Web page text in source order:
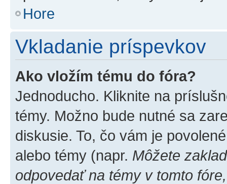
Hore
Vkladanie príspevkov
Ako vložím tému do fóra?
Jednoducho. Kliknite na
témy. Možno bude nutné sa
diskusie. To, čo vám je
alebo témy (napr. Môžete
odpovedať na témy v tomto